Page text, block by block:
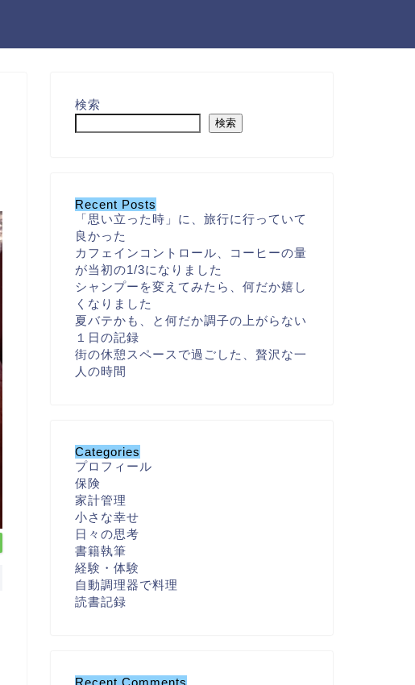
検索
検索
Recent Posts
「思い立った時」に、旅行に行っていて
良かった
カフェインコントロール、コーヒーの量
が当初の1/3になりました
シャンプーを変えてみたら、何だか嬉し
くなりました
夏バテかも、と何だか調子の上がらない
１日の記録
街の休憩スペースで過ごした、贅沢な一
人の時間
Categories
プロフィール
保険
家計管理
小さな幸せ
日々の思考
書籍執筆
経験・体験
自動調理器で料理
読書記録
Recent Comments